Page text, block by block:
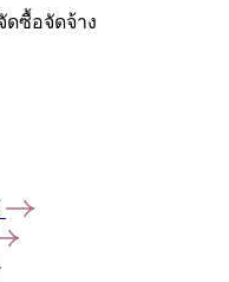
ดซื้อจัดจ้าง